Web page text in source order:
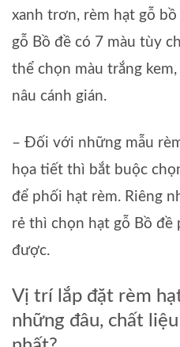
xanh trơn, rèm hạt gỗ
gỗ Bồ đề có 7 màu tùy
thể chọn màu trắng
nâu cánh gián.
– Đối với những mẫu
họa tiết thì bắt buộc
để phối hạt rèm. Riêng
rẻ thì chọn hạt gỗ Bồ đề
được.
Vị trí lắp đặt rèm
những đâu, chất